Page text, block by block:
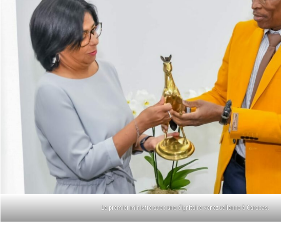
Le premier ministre avec une dignitaire venezuelienne à Caracas.